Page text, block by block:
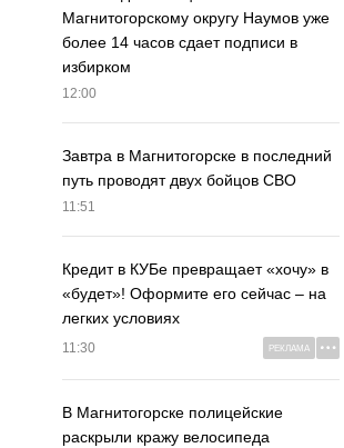
Магнитогорскому округу Наумов уже
более 14 часов сдает подписи в
избирком
12:00
Завтра в Магнитогорске в последний
путь проводят двух бойцов СВО
11:51
Кредит в КУБе превращает «хочу» в
«будет»! Оформите его сейчас – на
легких условиях
11:30 РЕКЛАМА
В Магнитогорске полицейские
раскрыли кражу велосипеда